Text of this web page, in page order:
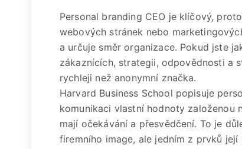
Personal branding CEO je klíčový,
webových stránek nebo
a určuje směr organizace. Pokud jste
zákaznících, strategii, odpovědnosti a
rychleji než anonymní značka.
Harvard Business School popisuje
komunikaci vlastní hodnoty založenou
mají očekávání a přesvědčení. To je
firemního image, ale jedním z prvků její